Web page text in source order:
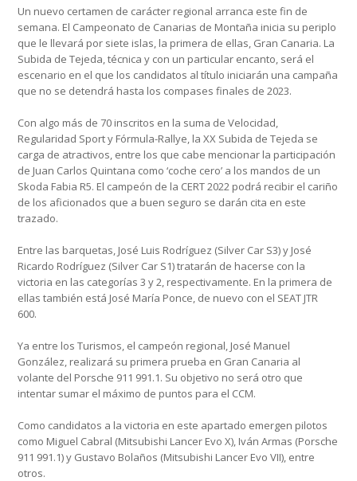
Un nuevo certamen de carácter regional arranca este fin de
semana. El Campeonato de Canarias de Montaña inicia su periplo
que le llevará por siete islas, la primera de ellas, Gran Canaria. La
Subida de Tejeda, técnica y con un particular encanto, será el
escenario en el que los candidatos al título iniciarán una campaña
que no se detendrá hasta los compases finales de 2023.
Con algo más de 70 inscritos en la suma de Velocidad,
Regularidad Sport y Fórmula-Rallye, la XX Subida de Tejeda se
carga de atractivos, entre los que cabe mencionar la participación
de Juan Carlos Quintana como ‘coche cero’ a los mandos de un
Skoda Fabia R5. El campeón de la CERT 2022 podrá recibir el cariño
de los aficionados que a buen seguro se darán cita en este
trazado.
Entre las barquetas, José Luis Rodríguez (Silver Car S3) y José
Ricardo Rodríguez (Silver Car S1) tratarán de hacerse con la
victoria en las categorías 3 y 2, respectivamente. En la primera de
ellas también está José María Ponce, de nuevo con el SEAT JTR
600.
Ya entre los Turismos, el campeón regional, José Manuel
González, realizará su primera prueba en Gran Canaria al
volante del Porsche 911 991.1. Su objetivo no será otro que
intentar sumar el máximo de puntos para el CCM.
Como candidatos a la victoria en este apartado emergen pilotos
como Miguel Cabral (Mitsubishi Lancer Evo X), Iván Armas (Porsche
911 991.1) y Gustavo Bolaños (Mitsubishi Lancer Evo VII), entre
otros.